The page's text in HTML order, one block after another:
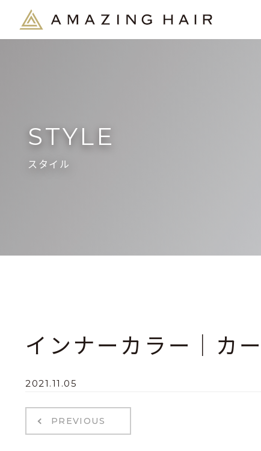
STYLE
スタイル
インナーカラー｜カ
2021.11.05
PREVIOUS